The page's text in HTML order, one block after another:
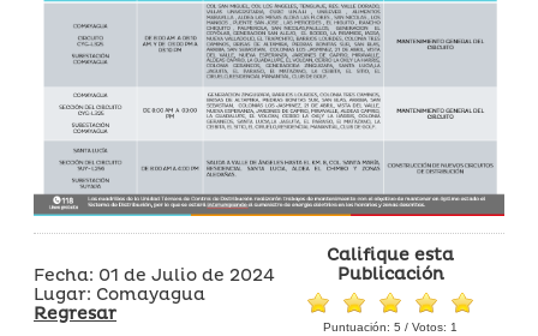
Fecha: 01 de Julio de 2024
Lugar: Comayagua
Regresar
Califique esta
Publicación
Puntuación: 5 / Votos: 1